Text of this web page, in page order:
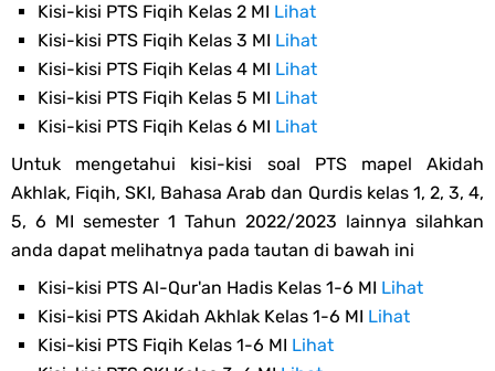
Kisi-kisi PTS Fiqih Kelas 2 MI Lihat
Kisi-kisi PTS Fiqih Kelas 3 MI Lihat
Kisi-kisi PTS Fiqih Kelas 4 MI Lihat
Kisi-kisi PTS Fiqih Kelas 5 MI Lihat
Kisi-kisi PTS Fiqih Kelas 6 MI Lihat
Untuk mengetahui kisi-kisi soal PTS mapel Akidah
Akhlak, Fiqih, SKI, Bahasa Arab dan Qurdis kelas 1, 2, 3, 4,
5, 6 MI semester 1 Tahun 2022/2023 lainnya silahkan
anda dapat melihatnya pada tautan di bawah ini
Kisi-kisi PTS Al-Qur'an Hadis Kelas 1-6 MI Lihat
Kisi-kisi PTS Akidah Akhlak Kelas 1-6 MI Lihat
Kisi-kisi PTS Fiqih Kelas 1-6 MI Lihat